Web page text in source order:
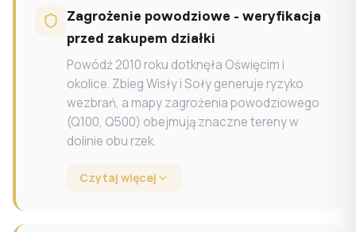
Zagrożenie powodziowe - weryfikacja
przed zakupem działki
Powódź 2010 roku dotknęła Oświęcim i
okolice. Zbieg Wisły i Soły generuje ryzyko
wezbrań, a mapy zagrożenia powodziowego
(Q100, Q500) obejmują znaczne tereny w
dolinie obu rzek.
Czytaj więcej